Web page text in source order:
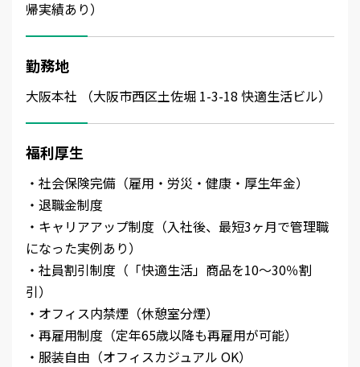
帰実績あり）
勤務地
大阪本社 （大阪市西区土佐堀 1-3-18 快適生活ビル）
福利厚生
・社会保険完備（雇用・労災・健康・厚生年金）
・退職金制度
・キャリアアップ制度（入社後、最短3ヶ月で管理職
になった実例あり）
・社員割引制度（「快適生活」商品を10～30％割
引）
・オフィス内禁煙（休憩室分煙）
・再雇用制度（定年65歳以降も再雇用が可能）
・服装自由（オフィスカジュアル OK）